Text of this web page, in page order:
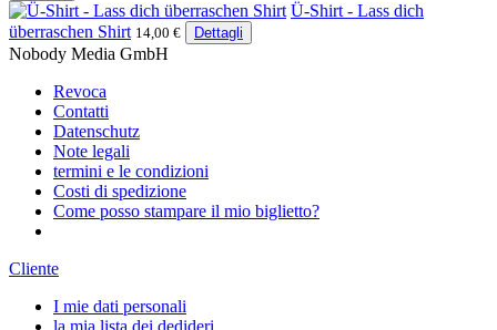
Ü-Shirt - Lass dich
überraschen Shirt 14,00 € Dettagli
Nobody Media GmbH
Revoca
Contatti
Datenschutz
Note legali
termini e le condizioni
Costi di spedizione
Come posso stampare il mio biglietto?
Cliente
I mie dati personali